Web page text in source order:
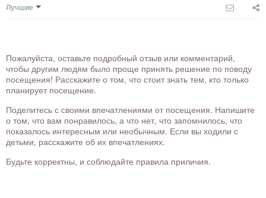
Лучшие
Пожалуйста, оставьте подробный отзыв или комментарий,
чтобы другим людям было проще принять решение по поводу
посещения! Расскажите о том, что стоит знать тем, кто только
планирует посещение.
Поделитесь с своими впечатлениями от посещения. Напишите
о том, что вам понравилось, а что нет, что запомнилось, что
показалось интересным или необычным. Если вы ходили с
детьми, расскажите об их впечатлениях.
Будьте корректны, и соблюдайте правила приличия.